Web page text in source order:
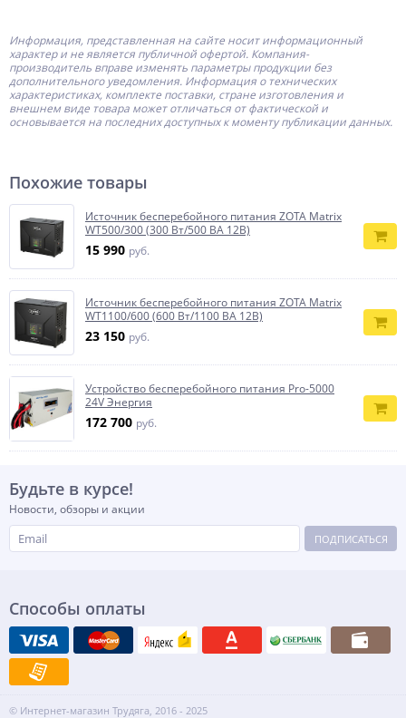
Информация, представленная на сайте носит информационный
характер и не является публичной офертой. Компания-
производитель вправе изменять параметры продукции без
дополнительного уведомления. Информация о технических
характеристиках, комплекте поставки, стране изготовления и
внешнем виде товара может отличаться от фактической и
основывается на последних доступных к моменту публикации данных.
Похожие товары
Источник бесперебойного питания ZOTA Matrix
WT500/300 (300 Вт/500 ВА 12В)
15 990 руб.
Источник бесперебойного питания ZOTA Matrix
WТ1100/600 (600 Вт/1100 ВА 12В)
23 150 руб.
Устройство бесперебойного питания Pro-5000
24V Энергия
172 700 руб.
Будьте в курсе!
Новости, обзоры и акции
ПОДПИСАТЬСЯ
Способы оплаты
© Интернет-магазин Трудяга, 2016 - 2025